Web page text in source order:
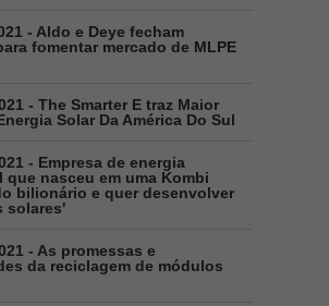
- Aldo e Deye fecham
fomentar mercado de MLPE
- The Smarter E traz Maior
Solar Da América Do Sul
- Empresa de energia
que nasceu em uma Kombi
bilionário e quer desenvolver
solares'
- As promessas e
da reciclagem de módulos